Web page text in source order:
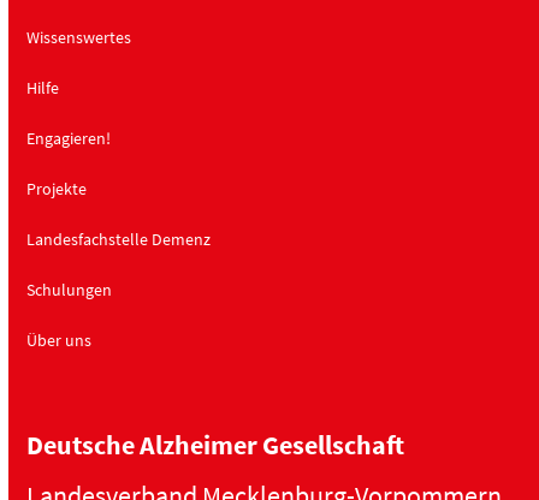
Wissenswertes
Hilfe
Engagieren!
Projekte
Landesfachstelle Demenz
Schulungen
Über uns
Deutsche Alzheimer Gesellschaft